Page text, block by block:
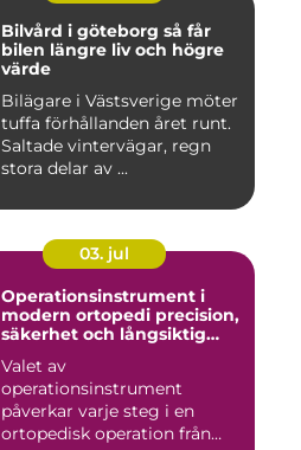
Bilvård i göteborg så får
bilen längre liv och högre
värde
Bilägare i Västsverige möter
tuffa förhållanden året runt.
Saltade vintervägar, regn
stora delar av ...
03. jul
Operationsinstrument i
modern ortopedi precision,
säkerhet och långsiktig
Valet av
operationsinstrument
påverkar varje steg i en
ortopedisk operation från